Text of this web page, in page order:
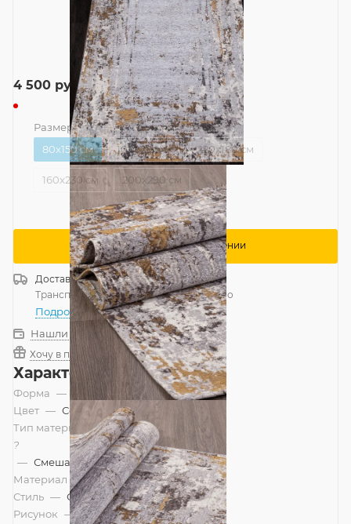
4 500 руб.
Размер — 80x150 см
80x150 см
100x200 см 120x180 см
160x230 см 200x290 см
Сообщить о поступлении
ДоставкаРоссия
Транспортной компанией—бесплатно
Подробнее
Нашли дешевле?
Хочу в подарок
Характеристики
Форма —
Прямоугольник
Цвет — Серый
Тип материала
?
— Смешанный
Материал — Полиэстер
Стиль — Современный
Рисунок — Абстракция